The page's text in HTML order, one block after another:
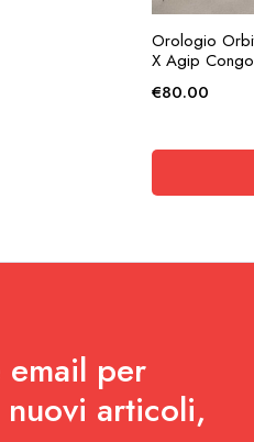
Orologio
X Agip
€80.00
email per
articoli,